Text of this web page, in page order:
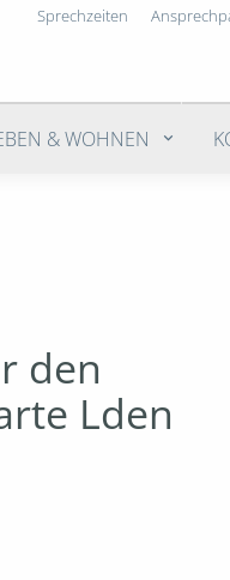
Sprechzeiten
& WOHNEN
den
Lden